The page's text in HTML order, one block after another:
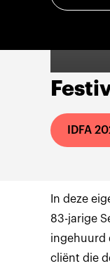
IDFA
In deze
83-jarige
ingehuurd